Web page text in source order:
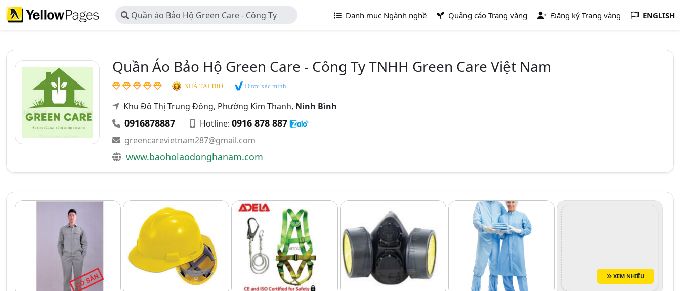
Quần áo Bảo Hộ Green Care - Công Ty
TNHH Green Care Việt Nam
Danh mục Ngành nghề Quảng cáo Trang vàng Đăng ký Trang vàng ENGLISH
Quần Áo Bảo Hộ Green Care - Công Ty TNHH Green Care Việt Nam
NHÀ TÀI TRỢ Được xác minh
Khu Đô Thị Trung Đông, Phường Kim Thanh, Ninh Bình
0916878887 Hotline: 0916 878 887
greencarevietnam287@gmail.com
www.baoholaodonghanam.com
XEM NHIỀU